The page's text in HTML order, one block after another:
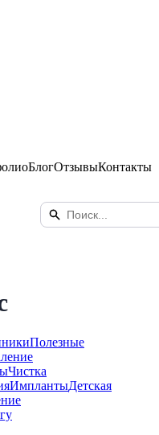
БлогОтзывыКонтакты
Полезные
Чистка
ИмплантыДетская